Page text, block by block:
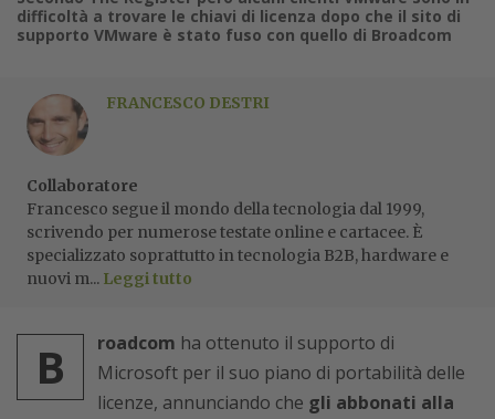
difficoltà a trovare le chiavi di licenza dopo che il sito di
supporto VMware è stato fuso con quello di Broadcom
FRANCESCO DESTRI
Collaboratore
Francesco segue il mondo della tecnologia dal 1999,
scrivendo per numerose testate online e cartacee. È
specializzato soprattutto in tecnologia B2B, hardware e
nuovi m... Leggi tutto
B roadcom ha ottenuto il supporto di
Microsoft per il suo piano di portabilità delle
licenze, annunciando che gli abbonati alla